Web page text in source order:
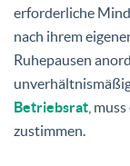
erforderliche
nach ihrem
Ruhepausen
Betriebsrat ,
zustimmen.